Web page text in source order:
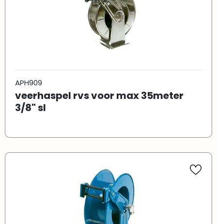
APH909
veerhaspel rvs voor max 35meter
3/8" sl